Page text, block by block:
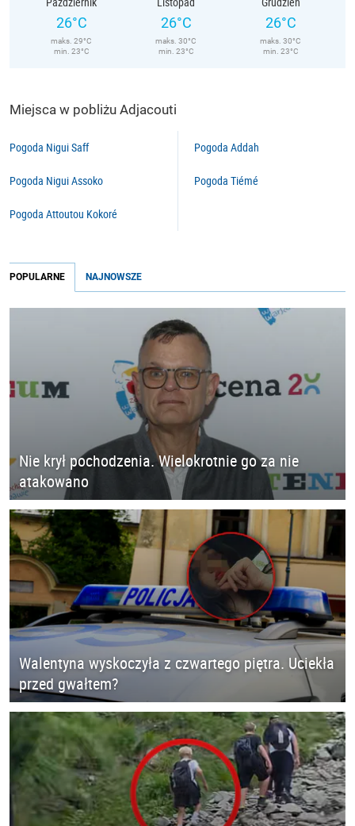
26°C
maks. 29°C
min. 23°C
26°C
maks. 30°C
min. 23°C
26°C
maks. 30°C
min. 23°C
Miejsca w pobliżu Adjacouti
Pogoda Nigui Saff
Pogoda Nigui Assoko
Pogoda Attoutou Kokoré
Pogoda Addah
Pogoda Tiémé
POPULARNE NAJNOWSZE
Nie krył pochodzenia. Wielokrotnie go za nie
atakowano
Walentyna wyskoczyła z czwartego piętra. Uciekła
przed gwałtem?